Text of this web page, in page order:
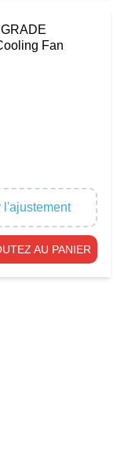
Fan
l'ajustement
AU PANIER